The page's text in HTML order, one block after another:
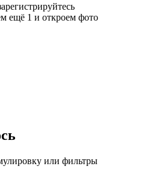
ещё 1 и откроем фото
или фильтры